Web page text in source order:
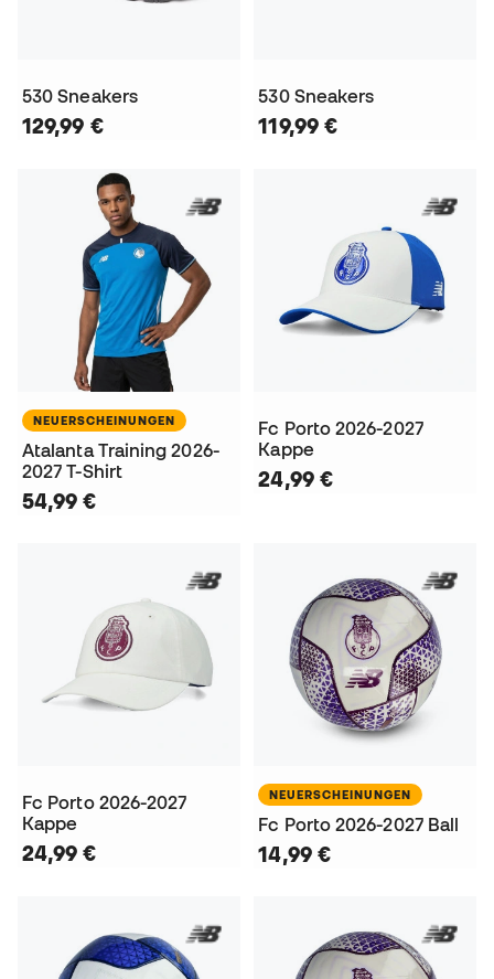
530 Sneakers
129,99 €
530 Sneakers
119,99 €
NEUERSCHEINUNGEN
Atalanta Training 2026-
2027 T-Shirt
54,99 €
Fc Porto 2026-2027
Kappe
24,99 €
Fc Porto 2026-2027
Kappe
24,99 €
NEUERSCHEINUNGEN
Fc Porto 2026-2027 Ball
14,99 €